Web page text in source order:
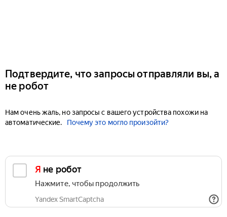
Подтвердите, что запросы отправляли вы, а
не робот
Нам очень жаль, но запросы с вашего устройства похожи на
автоматические.
Почему это могло произойти?
Я не робот
Нажмите, чтобы продолжить
Yandex SmartCaptcha